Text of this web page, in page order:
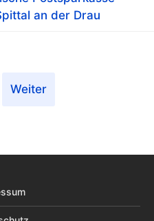
an der Drau
Weiter